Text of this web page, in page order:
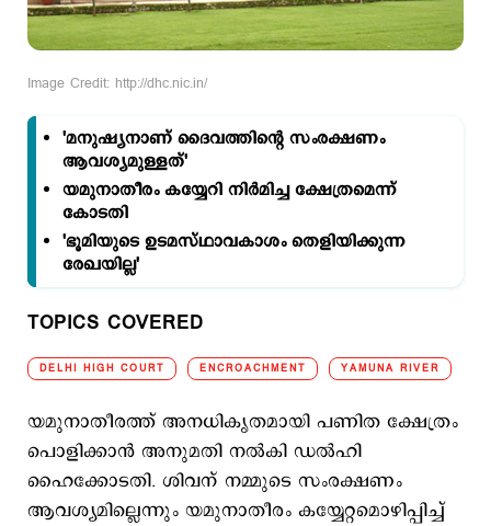
Image Credit: http://dhc.nic.in/
TOPICS COVERED
DELHI HIGH COURT ENCROACHMENT YAMUNA RIVER
'മനുഷ്യനാണ് ദൈവത്തിന്‍റെ സംരക്ഷണം
ആവശ്യമുള്ളത്'
യമുനാതീരം കയ്യേറി നിര്‍മിച്ച ക്ഷേത്രമെന്ന്
കോടതി
'ഭൂമിയുടെ ഉടമസ്ഥാവകാശം തെളിയിക്കുന്ന
രേഖയില്ല'
യമുനാതീരത്ത് അനധികൃതമായി പണിത ക്ഷേത്രം
പൊളിക്കാന്‍ അനുമതി നല്‍കി ഡല്‍ഹി
ഹൈക്കോടതി. ശിവന് നമ്മുടെ സംരക്ഷണം
ആവശ്യമില്ലെന്നും യമുനാതീരം കയ്യേറ്റമൊഴിപ്പിച്ച്